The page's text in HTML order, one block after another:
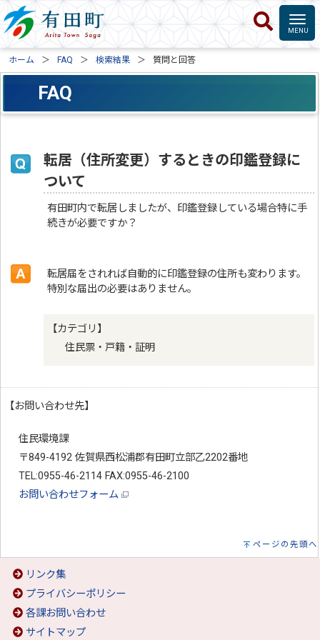
ホーム FAQ 検索結果 質問と回答
FAQ
転居（住所変更）するときの印鑑登録に
ついて
有田町内で転居しましたが、印鑑登録している場合特に手
続きが必要ですか？
転居届をされれば自動的に印鑑登録の住所も変わります。
特別な届出の必要はありません。
【カテゴリ】
住民票・戸籍・証明
【お問い合わせ先】
住民環境課
〒849-4192 佐賀県西松浦郡有田町立部乙2202番地
TEL:0955-46-2114 FAX:0955-46-2100
お問い合わせフォーム
ページの先頭へ
リンク集
プライバシーポリシー
各課お問い合わせ
サイトマップ